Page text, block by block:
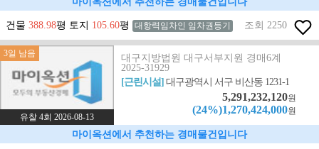
건물 388.98평 토지 105.60평 대항력임차인 임차권등기 조회 2250
3일 남음
유찰 4회 2026-08-13
대구지방법원 대구서부지원 경매6계
2025-31929
[근린시설]대구광역시 서구 비산동 1231-1
5,291,232,120원
(24%)1,270,424,000원
마이옥션에서 추천하는 경매물건입니다